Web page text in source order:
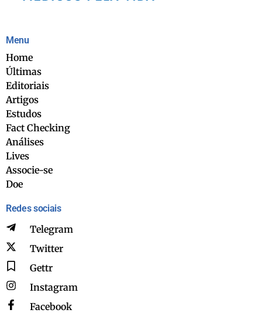
Menu
Home
Últimas
Editoriais
Artigos
Estudos
Fact Checking
Análises
Lives
Associe-se
Doe
Redes sociais
Telegram
Twitter
Gettr
Instagram
Facebook